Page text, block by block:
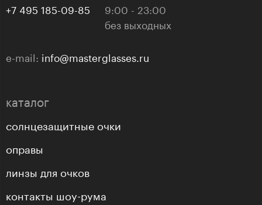
+7 495 185-09-85
9:00 - 23:00
без выходных
e-mail: info@masterglasses.ru
каталог
солнцезащитные очки
оправы
линзы для очков
контакты шоу-рума